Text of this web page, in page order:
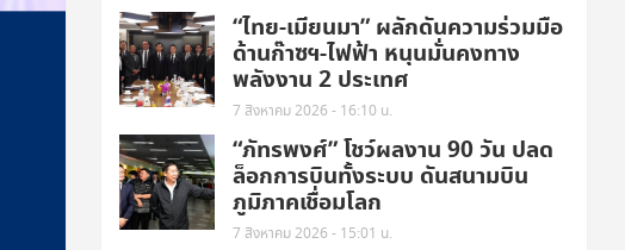
“ไทย-เมียนมา” ผลักดันความร่วมมือ
ด้านก๊าซฯ-ไฟฟ้า หนุนมั่นคงทาง
พลังงาน 2 ประเทศ
7 สิงหาคม 2026 - 16:10 น.
“ภัทรพงศ์” โชว์ผลงาน 90 วัน ปลด
ล็อกการบินทั้งระบบ ดันสนามบิน
ภูมิภาคเชื่อมโลก
7 สิงหาคม 2026 - 15:01 น.